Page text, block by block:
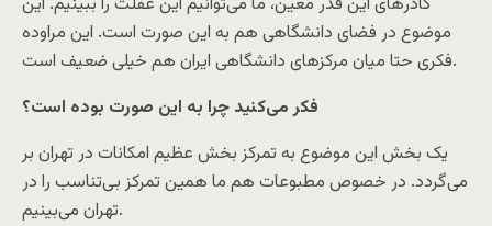
موضوع در فضای دانشگاهی هم به این صورت است. این مراوده
فکری حتا میان مرکزهای دانشگاهی ایران هم خیلی ضعیف است.
فکر می‌کنید چرا به این صورت بوده است؟
یک بخش این موضوع به تمرکز بخش عظیم امکانات در تهران بر
می‌گردد. در خصوص مطبوعات هم ما همین تمرکز بی‌تناسب را در
تهران می‌بینیم.